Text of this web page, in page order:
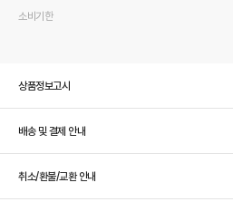
소비기한
상품정보고시
배송 및 결제 안내
취소/환불/교환 안내